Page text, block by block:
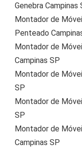
Genebra Campinas
Montador de
Penteado
Montador de
Campinas SP
Montador de
SP
Montador de
SP
Montador de
Campinas SP